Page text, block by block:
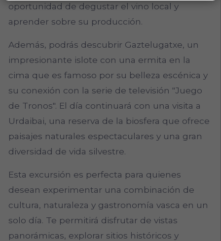
oportunidad de degustar el vino local y
aprender sobre su producción.
Además, podrás descubrir Gaztelugatxe, un
impresionante islote con una ermita en la
cima que es famoso por su belleza escénica y
su conexión con la serie de televisión "Juego
de Tronos". El día continuará con una visita a
Urdaibai, una reserva de la biosfera que ofrece
paisajes naturales espectaculares y una gran
diversidad de vida silvestre.
Esta excursión es perfecta para quienes
desean experimentar una combinación de
cultura, naturaleza y gastronomía vasca en un
solo día. Te permitirá disfrutar de vistas
panorámicas, explorar sitios históricos y